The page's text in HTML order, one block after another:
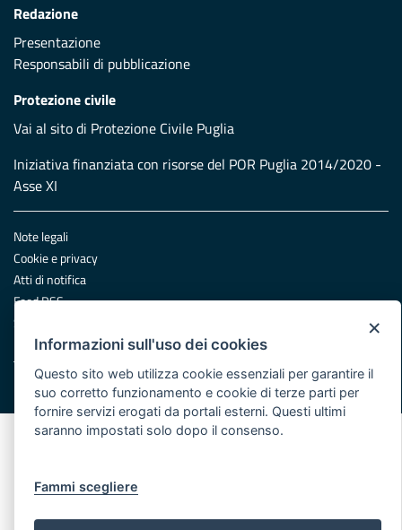
Redazione
Presentazione
Responsabili di pubblicazione
Protezione civile
Vai al sito di Protezione Civile Puglia
Iniziativa finanziata con risorse del POR Puglia 2014/2020 -
Asse XI
Note legali
Cookie e privacy
Atti di notifica
Feed RSS
Servizi Intranet
© Regione Puglia
×
Informazioni sull'uso dei cookies
Questo sito web utilizza cookie essenziali per garantire il
suo corretto funzionamento e cookie di terze parti per
fornire servizi erogati da portali esterni. Questi ultimi
saranno impostati solo dopo il consenso.
Fammi scegliere